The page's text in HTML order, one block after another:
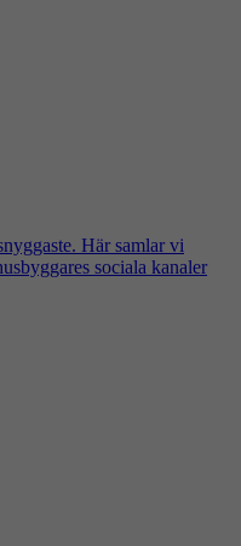
Här samlar vi
sociala kanaler